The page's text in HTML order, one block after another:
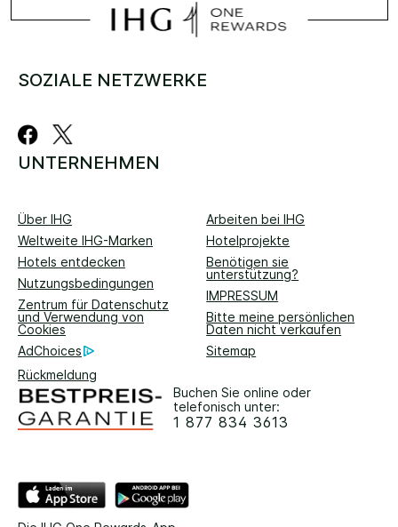
SOZIALE NETZWERKE
UNTERNEHMEN
Über IHG
Arbeiten bei IHG
Weltweite IHG-Marken
Hotelprojekte
Hotels entdecken
Benötigen sie
unterstützung?
Nutzungsbedingungen
IMPRESSUM
Zentrum für Datenschutz
und Verwendung von
Cookies
Bitte meine persönlichen
Daten nicht verkaufen
AdChoices
Sitemap
Rückmeldung
Buchen Sie online oder
telefonisch unter:
1 877 834 3613